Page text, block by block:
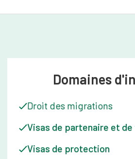
Domaines
Droit des migrations
Visas de partenaire et de
Visas de protection